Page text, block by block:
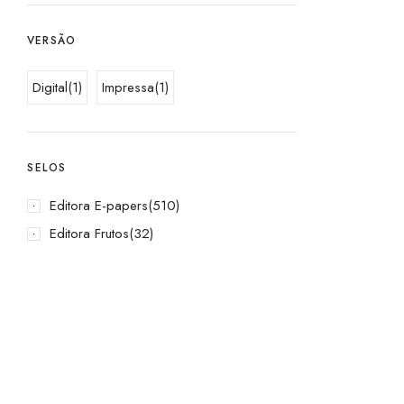
VERSÃO
Digital(1) Impressa(1)
SELOS
Editora E-papers(510)
Editora Frutos(32)